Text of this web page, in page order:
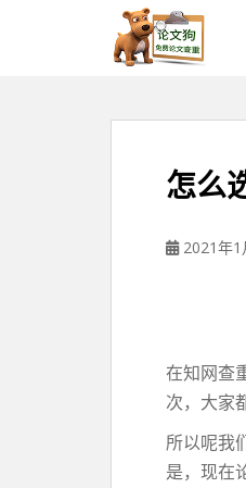
怎么
2021年1
在知网查
次，大家
所以呢我
是，现在